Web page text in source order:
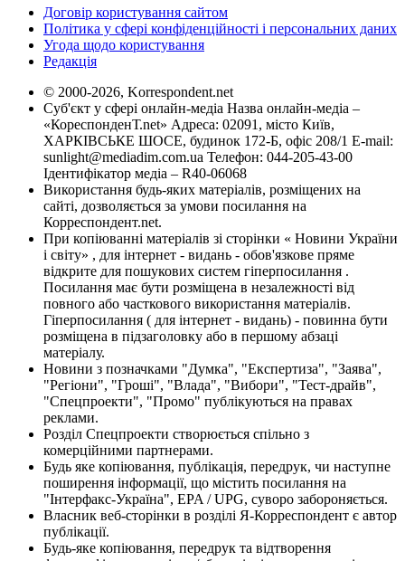
Договір користування сайтом
Політика у сфері конфіденційності і персональних даних
Угода щодо користування
Редакція
© 2000-2026, Korrespondent.net
Суб'єкт у сфері онлайн-медіа Назва онлайн-медіа –
«КореспонденТ.net» Адреса: 02091, місто Київ,
ХАРКІВСЬКЕ ШОСЕ, будинок 172-Б, офіс 208/1 E-mail:
sunlight@mediadim.com.ua Телефон: 044-205-43-00
Ідентифікатор медіа – R40-06068
Використання будь-яких матеріалів, розміщених на
сайті, дозволяється за умови посилання на
Корреспондент.net.
При копіюванні матеріалів зі сторінки « Новини України
і світу» , для інтернет - видань - обов'язкове пряме
відкрите для пошукових систем гіперпосилання .
Посилання має бути розміщена в незалежності від
повного або часткового використання матеріалів.
Гіперпосилання ( для інтернет - видань) - повинна бути
розміщена в підзаголовку або в першому абзаці
матеріалу.
Новини з позначками "Думка", "Експертиза", "Заява",
"Регіони", "Гроші", "Влада", "Вибори", "Тест-драйв",
"Спецпроекти", "Промо" публікуються на правах
реклами.
Розділ Спецпроекти створюється спільно з
комерційними партнерами.
Будь яке копіювання, публікація, передрук, чи наступне
поширення інформації, що містить посилання на
"Інтерфакс-Україна", EPA / UPG, суворо забороняється.
Власник веб-сторінки в розділі Я-Корреспондент є автор
публікації.
Будь-яке копіювання, передрук та відтворення